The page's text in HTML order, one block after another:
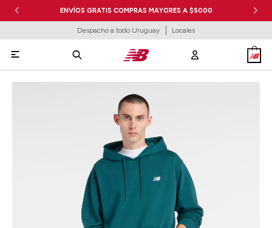
ENVÍOS GRATIS COMPRAS MAYORES A $5000
Despacho a todo Uruguay Locales
